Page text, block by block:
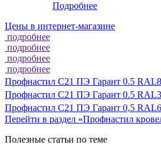
Подробнее
Цены в интернет-магазине
подробнее
подробнее
подробнее
подробнее
Профнастил С21 ПЭ Гарант 0.5
Профнастил С21 ПЭ Гарант 0.5
Профнастил С21 ПЭ Гарант 0,5
Перейти в раздел «Профнастил
Полезные статьи по теме